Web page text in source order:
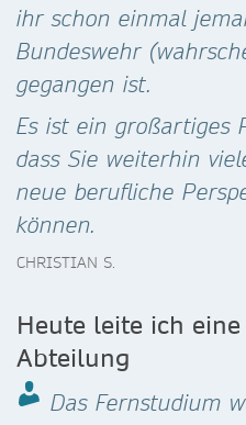
ihr schon einmal
Bundeswehr
gegangen ist.
Es ist ein großartiges
dass Sie weiterhin
neue berufliche
können.
CHRISTIAN S.
Heute leite ich
Abteilung
Das Fernstudium